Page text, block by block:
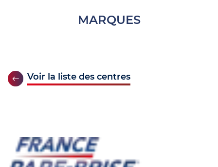
MARQUES
Voir la liste des centres